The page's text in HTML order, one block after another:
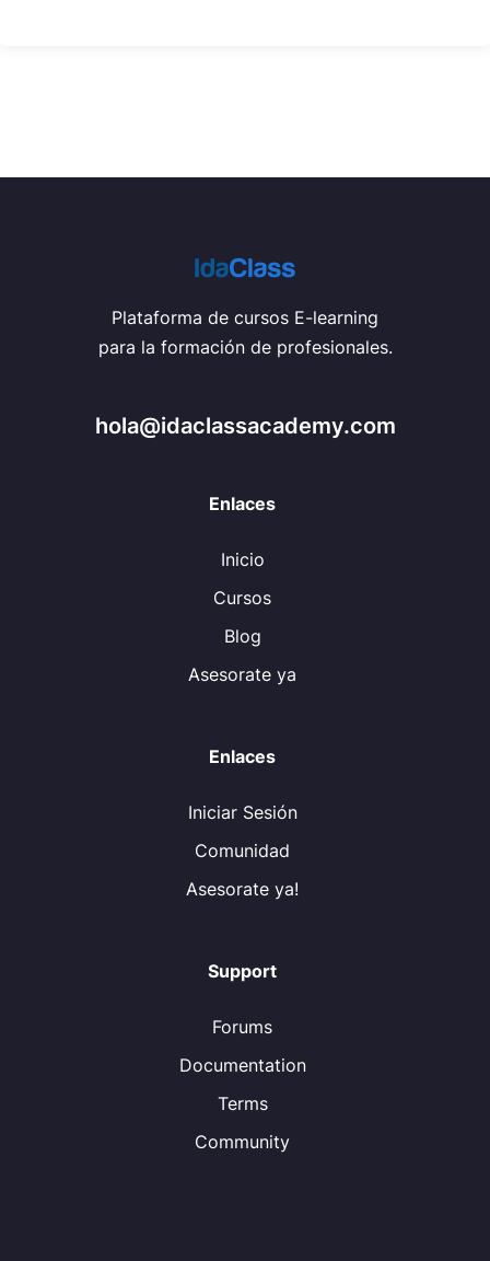
Plataforma de cursos E-learning
para la formación de profesionales.
hola@idaclassacademy.com
Enlaces
Inicio
Cursos
Blog
Asesorate ya
Enlaces
Iniciar Sesión
Comunidad
Asesorate ya!
Support
Forums
Documentation
Terms
Community